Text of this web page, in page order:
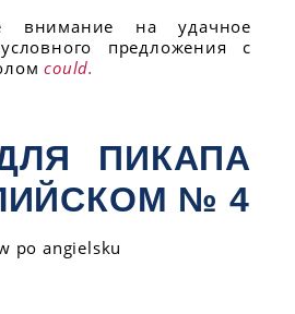
внимание на удачное
предложения с
could.
ПИКАПА
№ 4